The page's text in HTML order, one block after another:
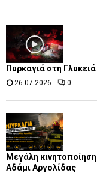
Πυρκαγιά στη
26.07.2026 0
Μεγάλη
Αδάμι Αργολίδας